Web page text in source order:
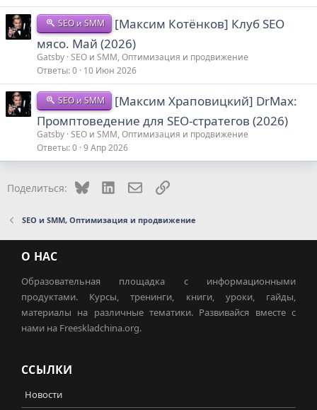
SEO и SMM
[Максим Котёнков] Клуб SEO
мясо. Май (2026)
Gatsby SEO и SMM, Оптимизация и продвижение
Ответы 0 10 Июн 2026
SEO и SMM
[Максим Храповицкий] DrMax:
Промптоведение для SEO-стратегов (2026)
Gatsby SEO и SMM, Оптимизация и продвижение
Ответы 0 9 Апр 2026
Поделиться: Bluesky LinkedInЭлектронная почта
Ссылка
SEO и SMM, Оптимизация и продвижение
О НАС
Образовательная площадка с информационными
продуктами. Курсы, тренинги, книги, уроки, гайды,
материалы на различные тематики. Развивайся вместе с
нами на Freeskladchina.org.
ССЫЛКИ
Новости